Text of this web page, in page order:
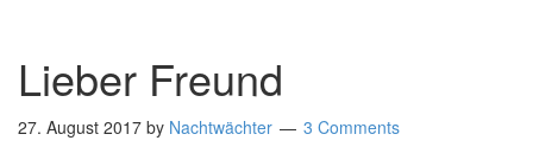
Lieber Freund
27. August 2017 by Nachtwächter 3 Comments